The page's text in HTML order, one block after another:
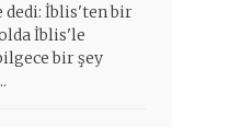
dedi: İblis'ten bir
İblis'le
bir şey